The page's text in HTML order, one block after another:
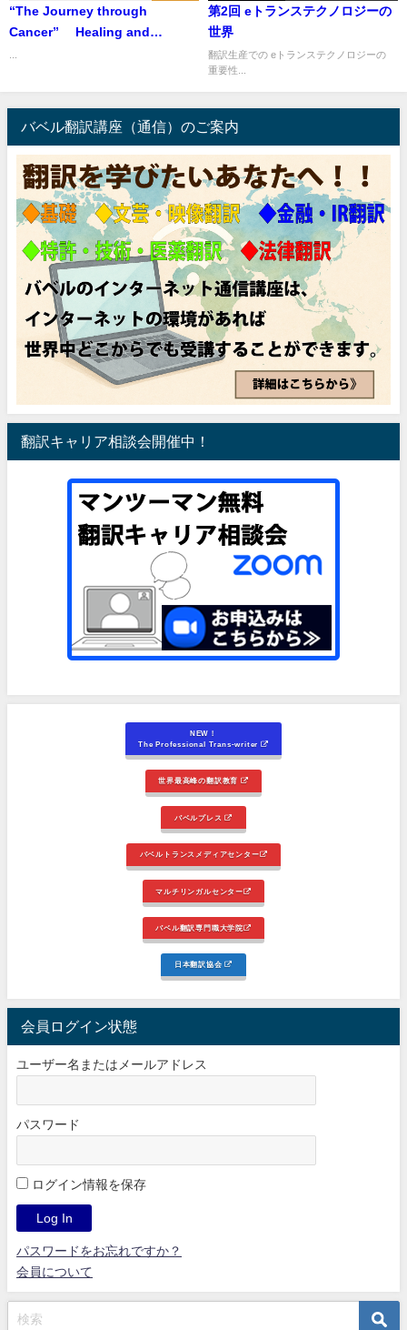
“The Journey through
Cancer” Healing and
Updated 「がんという旅」全人
第2回 eトランステクノロジーの
世界
翻訳生産での eトランステクノロジーの
重要性...
バベル翻訳講座（通信）のご案内
翻訳キャリア相談会開催中！
NEW！
The Professional Trans-writer
世界最高峰の翻訳教育
バベルプレス
バベルトランスメディアセンター
マルチリンガルセンター
バベル翻訳専門職大学院
日本翻訳協会
会員ログイン状態
ユーザー名またはメールアドレス
パスワード
ログイン情報を保存
パスワードをお忘れですか？
会員について